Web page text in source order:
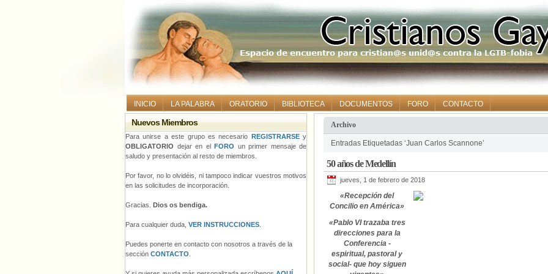
INICIO LA PALABRA ORATORIO BIBLIOTECA DOCUMENTOS FORO CONTACTO
Archivo
Entradas Etiquetadas ‘Juan Carlos Scannone’
50 años de Medellín
jueves, 1 de febrero de 2018
«Recepción del
Concilio en América»
«Pablo VI trazaba tres
direcciones para la
Conferencia -
espiritual, pastoral y
social- que hoy siguen
Nuevos Miembros
Para unirse a este grupo es necesario REGISTRARSEy
OBLIGATORIO dejar en el FORO un primer mensaje de
saludo y presentación al resto de miembros.
Por favor, no lo olvidéis, ni tampoco indicar vuestros motivos
en las solicitudes de incorporación.
Gracias. Dios os bendiga.
Para cualquier duda, VER INSTRUCCIONES
Puedes ponerte en contacto con nosotros a través de la
sección CONTACTO